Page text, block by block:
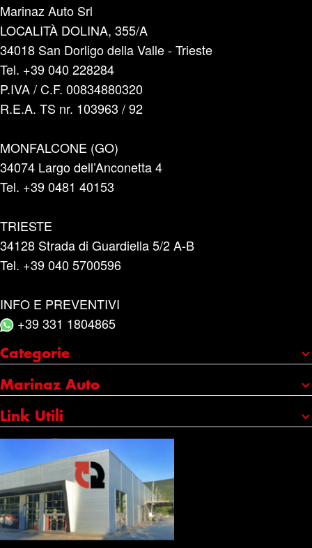
Marinaz Auto Srl
LOCALITÀ DOLINA, 355/A
34018 San Dorligo della Valle - Trieste
Tel. +39 040 228284
P.IVA / C.F. 00834880320
R.E.A. TS nr. 103963 / 92
MONFALCONE (GO)
34074 Largo dell’Anconetta 4
Tel. +39 0481 40153
TRIESTE
34128 Strada di Guardiella 5/2 A-B
Tel. +39 040 5700596
INFO E PREVENTIVI
+39 331 1804865
Categorie
Portaggio e carico
Accessori
Cura e manutenzione
Catene da neve
Olio e additivi
Outlet
Schede di sicurezza
Marinaz Auto
Chi siamo
I nostri marchi
Servizi
Contatti
Punti vendita
Link Utili
Copyright
Condizioni generali
Resi e Rimborsi